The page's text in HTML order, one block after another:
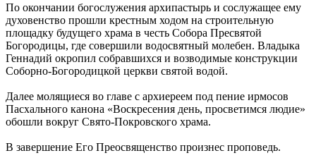
По окончании богослужения архипастырь и сослужащее ему
духовенство прошли крестным ходом на строительную
площадку будущего храма в честь Собора Пресвятой
Богородицы, где совершили водосвятный молебен. Владыка
Геннадий окропил собравшихся и возводимые конструкции
Соборно-Богородицкой церкви святой водой.
Далее молящиеся во главе с архиереем под пение ирмосов
Пасхального канона «Воскресения день, просветимся людие»
обошли вокруг Свято-Покровского храма.
В завершение Его Преосвященство произнес проповедь.